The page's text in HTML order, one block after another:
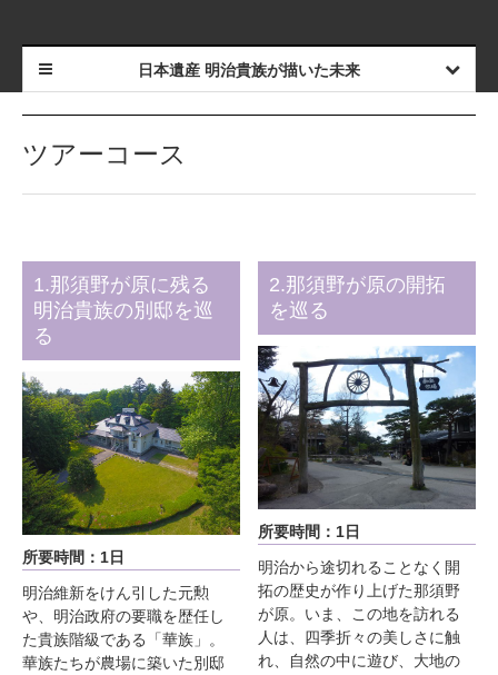
日本遺産 明治貴族が描いた未来
ツアーコース
1.那須野が原に残る
明治貴族の別邸を巡
る
所要時間：1日
明治維新をけん引した元勲
や、明治政府の要職を歴任し
た貴族階級である「華族」。
華族たちが農場に築いた別邸
2.那須野が原の開拓
を巡る
所要時間：1日
明治から途切れることなく開
拓の歴史が作り上げた那須野
が原。いま、この地を訪れる
人は、四季折々の美しさに触
れ、自然の中に遊び、大地の